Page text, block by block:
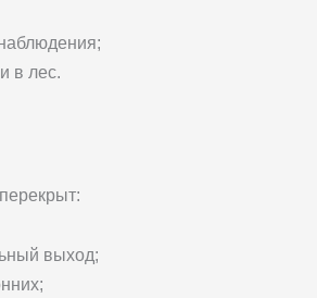
в лес.
выход;